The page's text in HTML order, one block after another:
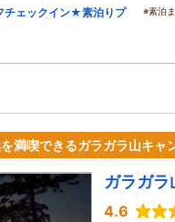
チェックイン★素泊りプ
※素泊
満喫できるガラガラ山キャ
ガラガ
4.6